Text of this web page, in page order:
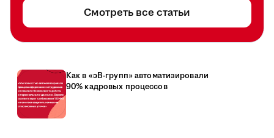
Смотреть все статьи
Как в «эВ-групп» автоматизировали
90% кадровых процессов